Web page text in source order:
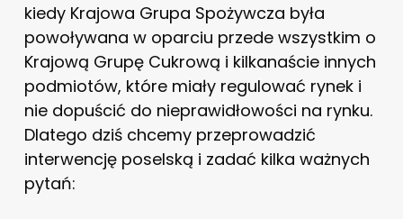
kiedy Krajowa Grupa Spożywcza była
powoływana w oparciu przede wszystkim o
Krajową Grupę Cukrową i kilkanaście innych
podmiotów, które miały regulować rynek i
nie dopuścić do nieprawidłowości na rynku.
Dlatego dziś chcemy przeprowadzić
interwencję poselską i zadać kilka ważnych
pytań: